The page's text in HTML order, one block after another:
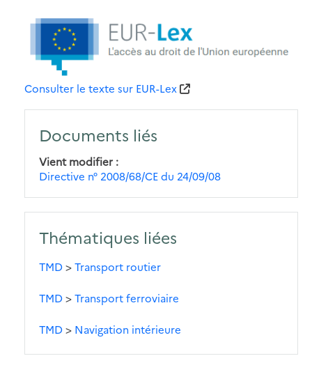
Consulter le texte sur EUR-Lex
Documents liés
Vient modifier
Directive n° 2008/68/CE du 24/09/08
Thématiques liées
TMD>Transport routier
TMD>Transport ferroviaire
TMD> Navigation intérieure